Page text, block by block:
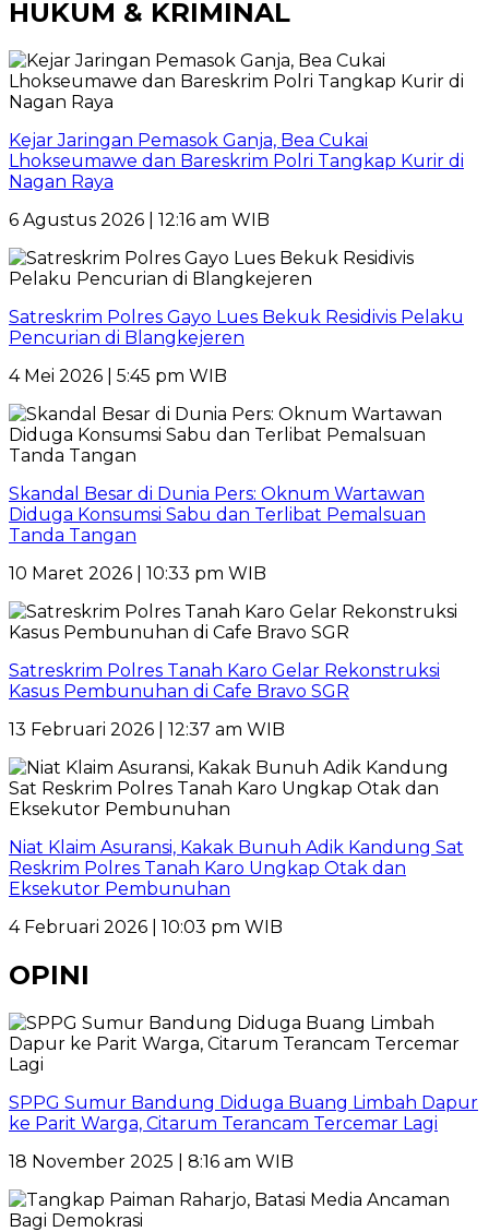
HUKUM & KRIMINAL
Kejar Jaringan Pemasok Ganja, Bea Cukai
Lhokseumawe dan Bareskrim Polri Tangkap Kurir di
Nagan Raya
6 Agustus 2026 | 12:16 am WIB
Satreskrim Polres Gayo Lues Bekuk Residivis Pelaku
Pencurian di Blangkejeren
4 Mei 2026 | 5:45 pm WIB
Skandal Besar di Dunia Pers: Oknum Wartawan
Diduga Konsumsi Sabu dan Terlibat Pemalsuan
Tanda Tangan
10 Maret 2026 | 10:33 pm WIB
Satreskrim Polres Tanah Karo Gelar Rekonstruksi
Kasus Pembunuhan di Cafe Bravo SGR
13 Februari 2026 | 12:37 am WIB
Niat Klaim Asuransi, Kakak Bunuh Adik Kandung Sat
Reskrim Polres Tanah Karo Ungkap Otak dan
Eksekutor Pembunuhan
4 Februari 2026 | 10:03 pm WIB
OPINI
SPPG Sumur Bandung Diduga Buang Limbah Dapur
ke Parit Warga, Citarum Terancam Tercemar Lagi
18 November 2025 | 8:16 am WIB